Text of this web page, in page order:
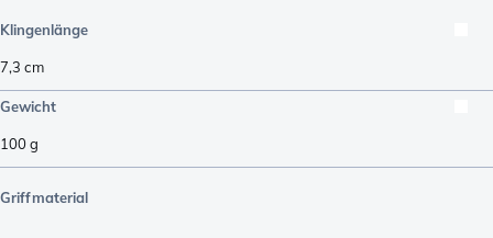
Klingenlänge
7,3 cm
Gewicht
100g
Griffmaterial